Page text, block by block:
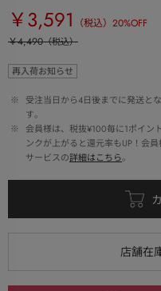
￥3,591
（税込） 20%OFF
￥4,490（税込）
再入荷お知らせ
※
受注当日から4日後までに発送と
す。
※
会員様は、税抜¥100毎に1ポイン
ンクが上がると還元率もUP！会
サービスの詳細はこちら。